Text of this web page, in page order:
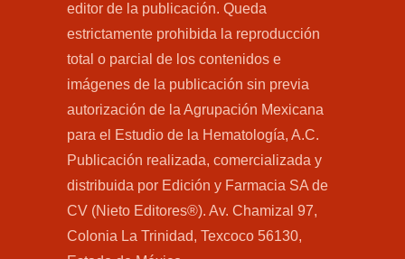
editor de la publicación. Queda
estrictamente prohibida la reproducción
total o parcial de los contenidos e
imágenes de la publicación sin previa
autorización de la Agrupación Mexicana
para el Estudio de la Hematología, A.C.
Publicación realizada, comercializada y
distribuida por Edición y Farmacia SA de
CV (Nieto Editores®). Av. Chamizal 97,
Colonia La Trinidad, Texcoco 56130,